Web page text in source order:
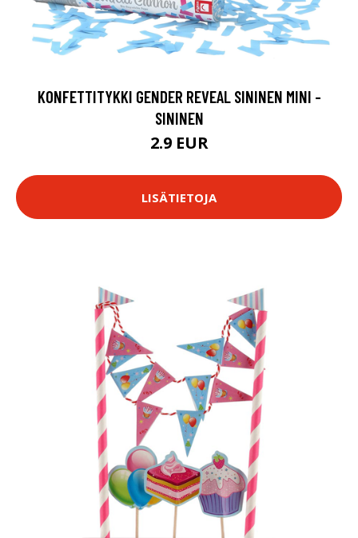
KONFETTITYKKI GENDER REVEAL SININEN MINI -
SININEN
2.9 EUR
LISÄTIETOJA